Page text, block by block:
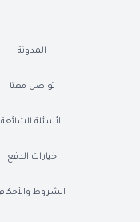
المدونة
تواصل معنا
الأسئلة الشائعة
خيارات الدفع
الشروط والأحكام